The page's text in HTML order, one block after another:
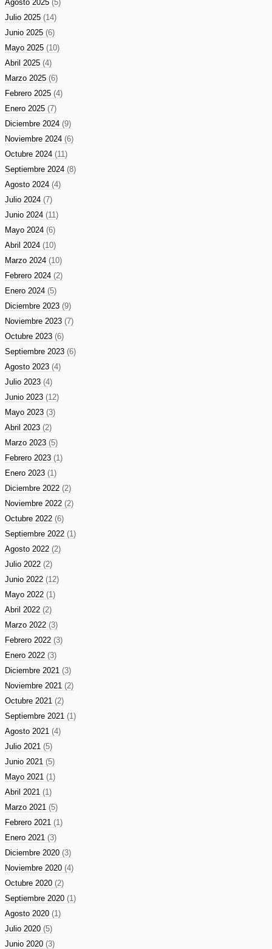
Agosto 2025 (5)
Julio 2025 (14)
Junio 2025 (6)
Mayo 2025 (10)
Abril 2025 (4)
Marzo 2025 (6)
Febrero 2025 (4)
Enero 2025 (7)
Diciembre 2024 (9)
Noviembre 2024 (6)
Octubre 2024 (11)
Septiembre 2024 (8)
Agosto 2024 (4)
Julio 2024 (7)
Junio 2024 (11)
Mayo 2024 (6)
Abril 2024 (10)
Marzo 2024 (10)
Febrero 2024 (2)
Enero 2024 (5)
Diciembre 2023 (9)
Noviembre 2023 (7)
Octubre 2023 (6)
Septiembre 2023 (6)
Agosto 2023 (4)
Julio 2023 (4)
Junio 2023 (12)
Mayo 2023 (3)
Abril 2023 (2)
Marzo 2023 (5)
Febrero 2023 (1)
Enero 2023 (1)
Diciembre 2022 (2)
Noviembre 2022 (2)
Octubre 2022 (6)
Septiembre 2022 (1)
Agosto 2022 (2)
Julio 2022 (2)
Junio 2022 (12)
Mayo 2022 (1)
Abril 2022 (2)
Marzo 2022 (3)
Febrero 2022 (3)
Enero 2022 (3)
Diciembre 2021 (3)
Noviembre 2021 (2)
Octubre 2021 (2)
Septiembre 2021 (1)
Agosto 2021 (4)
Julio 2021 (5)
Junio 2021 (5)
Mayo 2021 (1)
Abril 2021 (1)
Marzo 2021 (5)
Febrero 2021 (1)
Enero 2021 (3)
Diciembre 2020 (3)
Noviembre 2020 (4)
Octubre 2020 (2)
Septiembre 2020 (1)
Agosto 2020 (1)
Julio 2020 (5)
Junio 2020 (3)